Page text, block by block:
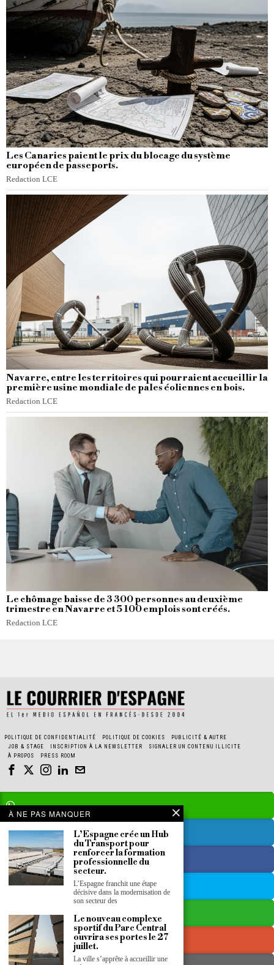
Les Canaries paient le prix du blocage du système
européen de passeports.
Redaction LCE
Navarre, entre les territoires qui pourraient accueillir la
première usine mondiale de pales éoliennes en bois.
Redaction LCE
Le chômage baisse de 3 300 personnes au deuxième
trimestre en Navarre et 5 100 emplois sont créés.
Redaction LCE
POLITIQUE DE CONFIDENTIALITÉ POLITIQUE DE COOKIES
PUBLICITÉ & AUTRE
JOB & STAGE
INSCRIPTION À LA NEWSLETTER
SIGNALER UN CONTENU ILLICITE
À PROPOS
PRESS ROOM
À NE PAS MANQUER
L’Espagne crée un Hub
du Transport pour
renforcer la formation
professionnelle du
secteur.
L’Espagne franchit une étape
décisive dans la modernisation de
son secteur des
Le nouveau complexe
sportif du Parc Central
ouvrira ses portes le 27
juillet.
La ville s’apprête à accueillir une